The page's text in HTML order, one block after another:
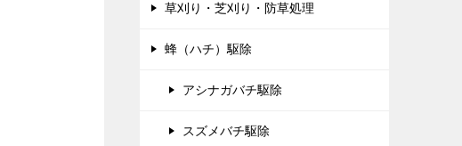
草刈り・芝刈り・防草処理
蜂（ハチ）駆除
アシナガバチ駆除
スズメバチ駆除